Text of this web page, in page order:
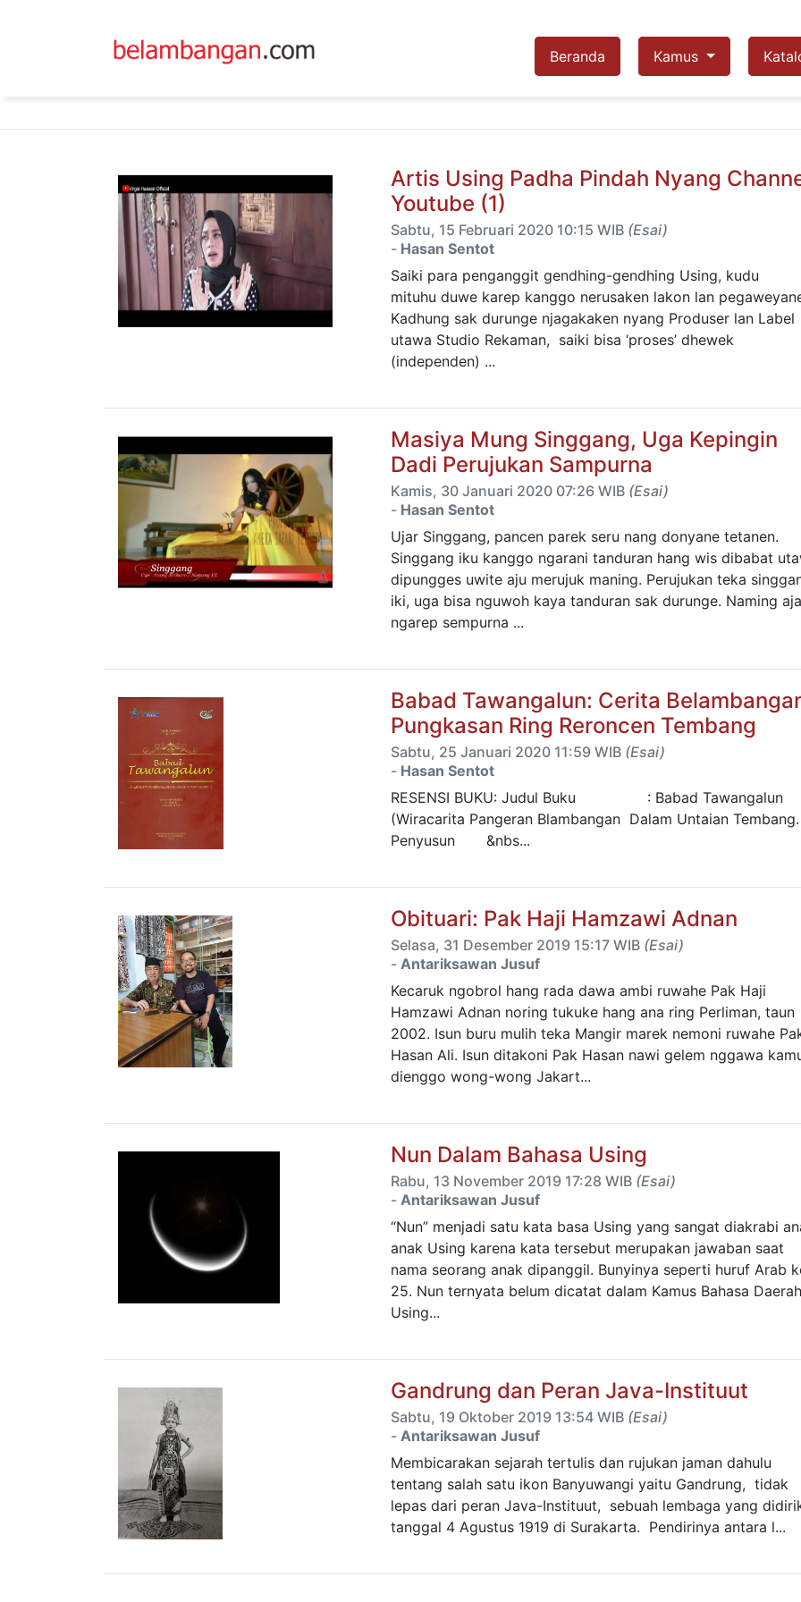
Beranda Kamus
Artis Using Padha Pindah Nyang
Youtube (1)
Sabtu, 15 Februari 2020 10:15 WIB (Esai)
- Hasan Sentot
Saiki para penganggit gendhing-gendhing Using, kudu
mituhu duwe karep kanggo nerusaken lakon lan
Kadhung sak durunge njagakaken nyang Produser lan Label
utawa Studio Rekaman, saiki bisa ‘proses’ dhewek
(independen) ...
Masiya Mung Singgang, Uga Kepingin
Dadi Perujukan Sampurna
Kamis, 30 Januari 2020 07:26 WIB (Esai)
- Hasan Sentot
Ujar Singgang, pancen parek seru nang donyane tetanen.
Singgang iku kanggo ngarani tanduran hang wis dibabat
dipungges uwite aju merujuk maning. Perujukan teka
iki, uga bisa nguwoh kaya tanduran sak durunge. Naming aja
ngarep sempurna ...
Babad Tawangalun: Cerita
Pungkasan Ring Reroncen Tembang
Sabtu, 25 Januari 2020 11:59 WIB (Esai)
- Hasan Sentot
RESENSI BUKU: Judul Buku : Babad Tawangalun
(Wiracarita Pangeran Blambangan Dalam Untaian Tembang.
Penyusun &nbs...
Obituari: Pak Haji Hamzawi Adnan
Selasa, 31 Desember 2019 15:17 WIB (Esai)
- Antariksawan Jusuf
Kecaruk ngobrol hang rada dawa ambi ruwahe Pak Haji
Hamzawi Adnan noring tukuke hang ana ring Perliman, taun
2002. Isun buru mulih teka Mangir marek nemoni ruwahe
Hasan Ali. Isun ditakoni Pak Hasan nawi gelem nggawa
dienggo wong-wong Jakart...
Nun Dalam Bahasa Using
Rabu, 13 November 2019 17:28 WIB (Esai)
- Antariksawan Jusuf
“Nun” menjadi satu kata basa Using yang sangat diakrabi
anak Using karena kata tersebut merupakan jawaban saat
nama seorang anak dipanggil. Bunyinya seperti huruf Arab
25. Nun ternyata belum dicatat dalam Kamus Bahasa Daerah
Using...
Gandrung dan Peran Java-Instituut
Sabtu, 19 Oktober 2019 13:54 WIB (Esai)
- Antariksawan Jusuf
Membicarakan sejarah tertulis dan rujukan jaman dahulu
tentang salah satu ikon Banyuwangi yaitu Gandrung, tidak
lepas dari peran Java-Instituut, sebuah lembaga yang
tanggal 4 Agustus 1919 di Surakarta. Pendirinya antara l...